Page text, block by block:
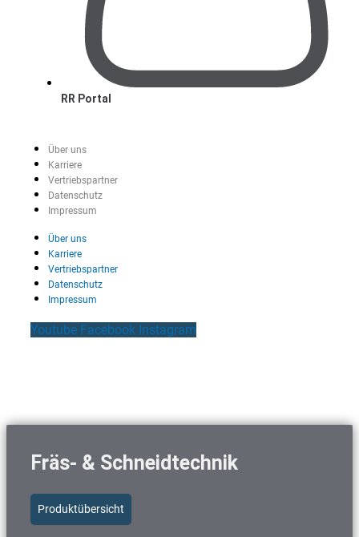
RR Portal
Über uns
Karriere
Vertriebspartner
Datenschutz
Impressum
Über uns
Karriere
Vertriebspartner
Datenschutz
Impressum
Youtube Facebook Instagram
Fräs- & Schneidtechnik
Produktübersicht